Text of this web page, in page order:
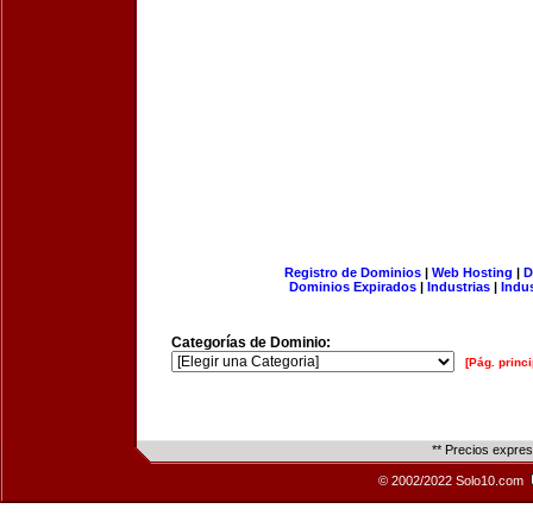
Registro de Dominios| Web Hosting |
Dominios Expirados | Industrias |
Categorías de Dominio:
[Pág.
** Precios
© 2002/2022 Solo10.com